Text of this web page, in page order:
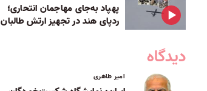
پهپاد به‌جای مهاجمان انتحاری؛
ردپای هند در تجهیز ارتش طالبان
دیدگاه
امیر طاهری